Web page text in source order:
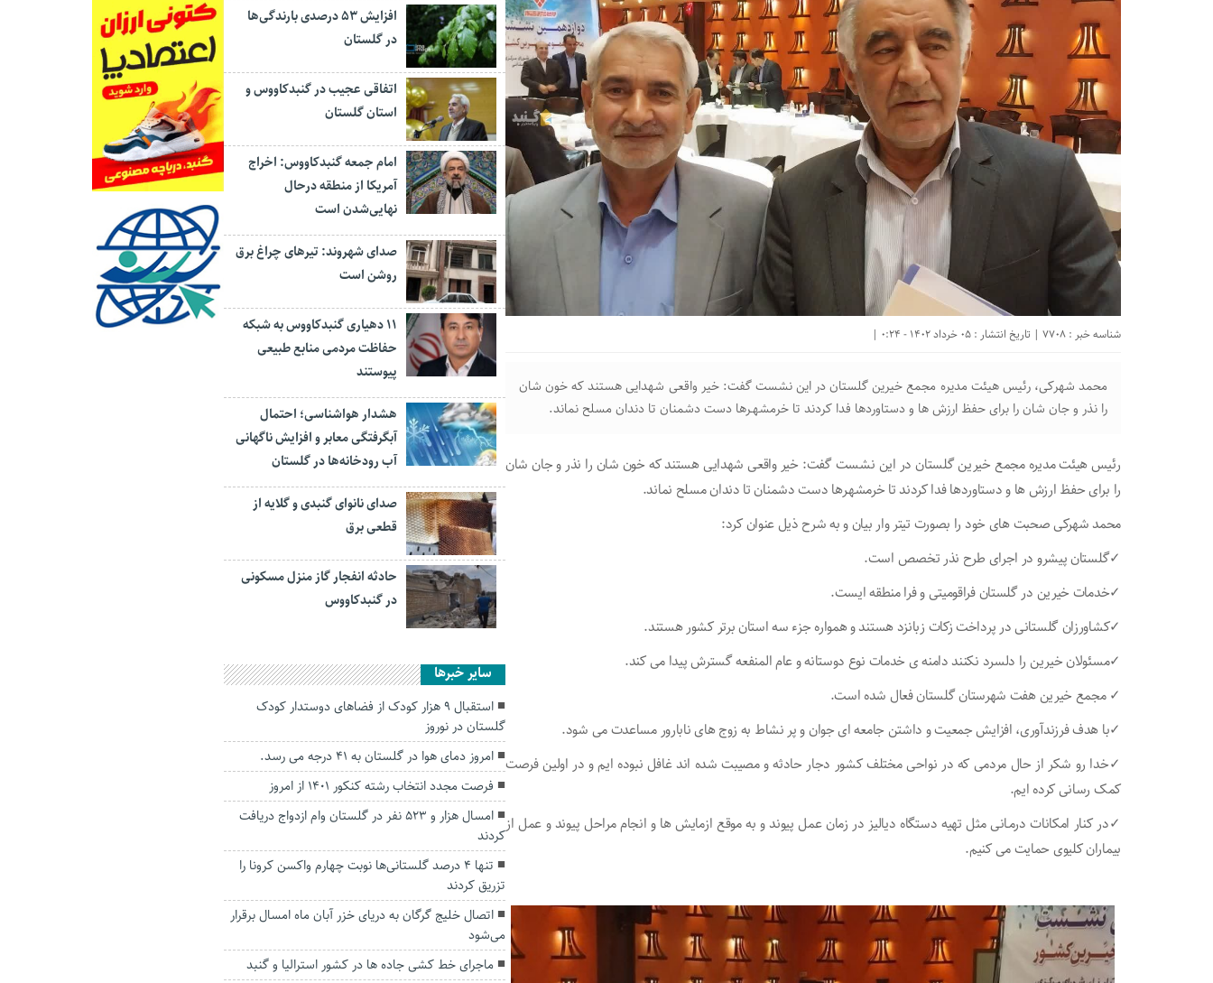
شناسه خبر : 7708 | تاریخ انتشار : 05 خرداد 1402 - 0:24 |
محمد شهرکی، رئیس هیئت مدیره مجمع خیرین گلستان در این نشست گفت: خیر واقعی شهدایی هستند که خون شان
را نذر و جان شان را برای حفظ ارزش ها و دستاوردها فدا کردند تا خرمشهـرها دست دشمنان تا دندان مسلح نماند.
رئیس هیئت مدیره مجمع خیرین گلستان در این نشست گفت: خیر واقعی شهدایی هستند که خون شان را نذر و جان شان
را برای حفظ ارزش ها و دستاوردها فدا کردند تا خرمشهـرها دست دشمنان تا دندان مسلح نماند.
محمد شهرکی صحبت های خود را بصورت تیتر وار بیان و به شرح ذیل عنوان کرد:
✓گلستان پیشرو در اجرای طرح نذر تخصص است.
✓خدمات خیرین در گلستان فراقومیتی و فرا منطقه ایست.
✓کشاورزان گلستانی در پرداخت زکات زبانزد هستند و همواره جزء سه استان برتر کشور هستند.
✓مسئولان خیرین را دلسرد نکنند دامنه ی خدمات نوع دوستانه و عام المنفعه گسترش پیدا می کند.
✓ مجمع خیرین هفت شهرستان گلستان فعال شده است.
✓با هدف فرزندآوری، افزایش جمعیت و داشتن جامعه ای جوان و پر نشاط به زوج های نابارور مساعدت می شود.
✓خدا رو شکر از حال مردمی که در نواحی مختلف کشور دجار حادثه و مصیبت شده اند غافل نبوده ایم و در اولین فرصت
کمک رسانی کرده ایم.
✓در کنار امکانات درمـانی مثل تهیه دستگاه دیالیز در زمان عمل پیوند و به موقع ازمایش ها و انجام مراحل پیوند و عمل از
بیماران کلیوی حمایت می کنیم.
افزایش ۵۳ درصدی بارندگی‌ها
در گلستان
اتفاقی عجیب در‌ گنبدکاووس و
استان گلستان
امام جمعه گنبدکاووس: اخراج
آمریکا از منطقه درحال
نهایی‌شدن است
صدای شهروند: تیرهای چراغ برق
روشن است
۱۱ دهیاری گنبدکاووس به شبکه
حفاظت مردمی منابع طبیعی
پیوستند
هشدار هواشناسی؛ احتمال
آبگرفتگی معابر و افزایش ناگهانی
آب رودخانه‌ها در گلستان
صدای نانوای گنبدی و گلایه از
قطعی برق
حادثه انفجار گاز منزل مسکونی
در گنبدکاووس
سایر خبرها
استقبال ۹ هزار کودک از فضاهای دوستدار کودک
گلستان در نوروز
امروز دمای هوا در گلستان به 41 درجه می رسد.
فرصت مجدد انتخاب رشته کنکور ۱۴۰۱ از امروز
امسال هزار و ۵۲۳ نفر در گلستان وام ازدواج دریافت
کردند
تنها 4 درصد گلستانی‌ها نوبت چهارم واکسن کرونا را
تزریق کردند
اتصال خلیج گرگان به دریای خزر آبان ماه امسال برقرار
می‌شود
ماجرای خط کشی جاده ها در کشور استرالیا و گنبد